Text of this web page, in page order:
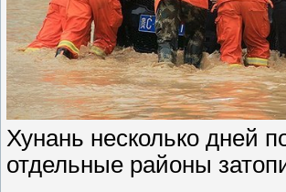
Хунань несколько дней
отдельные районы